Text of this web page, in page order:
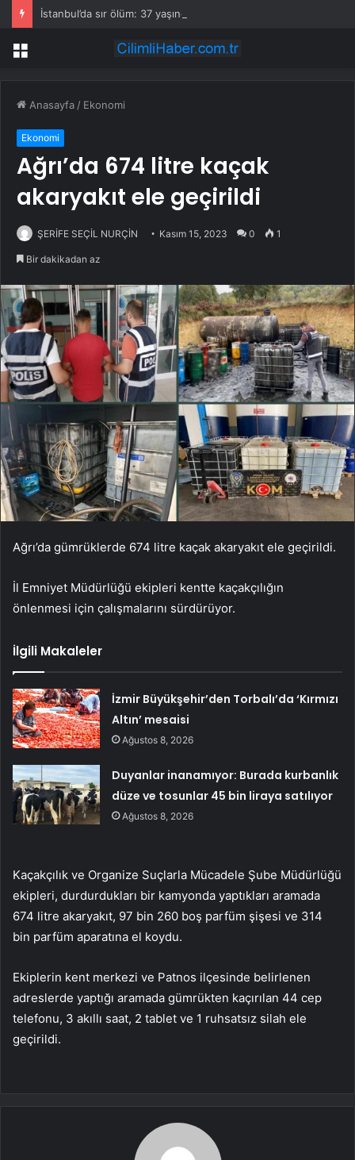
Menü
Anasayfa / Ekonomi
Ekonomi
Ağrı’da 674 litre kaçak
akaryakıt ele geçirildi
ŞERİFE SEÇİL NURÇİN Kasım 15, 2023 0 1
Bir dakikadan az
Ağrı’da gümrüklerde 674 litre kaçak akaryakıt ele geçirildi.
İl Emniyet Müdürlüğü ekipleri kentte kaçakçılığın
önlenmesi için çalışmalarını sürdürüyor.
İlgili Makaleler
İzmir Büyükşehir’den Torbalı’da ‘Kırmızı
Altın’ mesaisi
Ağustos 8, 2026
Duyanlar inanamıyor: Burada kurbanlık
düze ve tosunlar 45 bin liraya satılıyor
Ağustos 8, 2026
Kaçakçılık ve Organize Suçlarla Mücadele Şube Müdürlüğü
ekipleri, durdurdukları bir kamyonda yaptıkları aramada
674 litre akaryakıt, 97 bin 260 boş parfüm şişesi ve 314
bin parfüm aparatına el koydu.
Ekiplerin kent merkezi ve Patnos ilçesinde belirlenen
adreslerde yaptığı aramada gümrükten kaçırılan 44 cep
telefonu, 3 akıllı saat, 2 tablet ve 1 ruhsatsız silah ele
geçirildi.